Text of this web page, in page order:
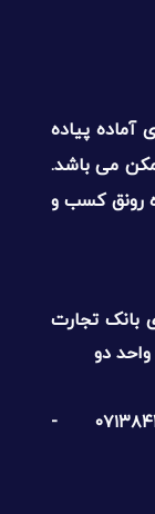
آماده پیاده
می باشد.
رونق کسب و
بانک تجارت
۰۷۱۳۸۴۳۱۲۳۱ -